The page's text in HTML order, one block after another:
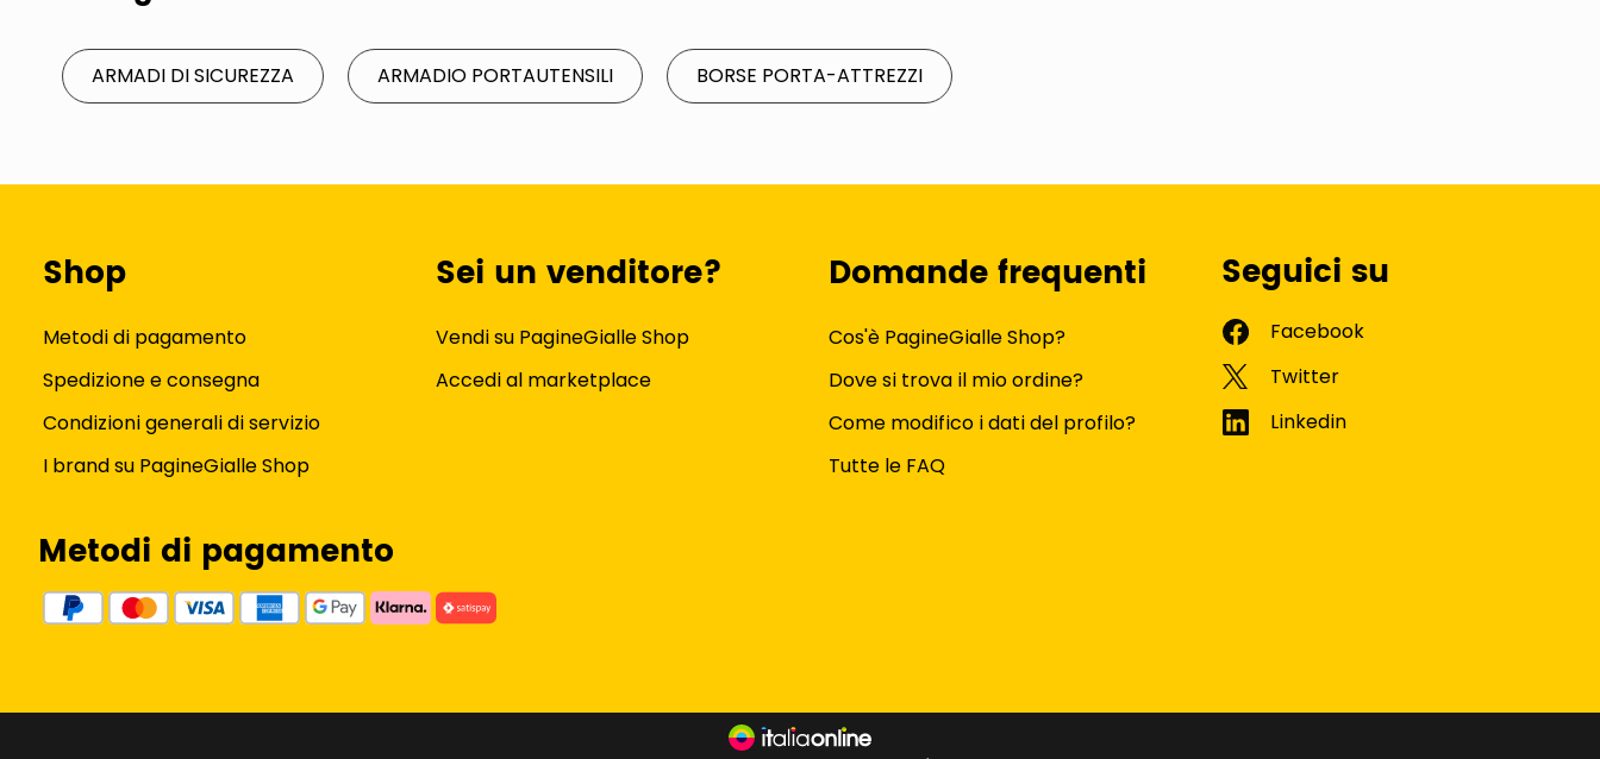
ARMADI DI SICUREZZA ARMADIO PORTAUTENSILI BORSE PORTA-ATTREZZI
Shop
Metodi di pagamento
Spedizione e consegna
Condizioni generali di servizio
I brand su PagineGialle Shop
Sei un venditore?
Vendi su PagineGialle Shop
Accedi al marketplace
Domande frequenti
Cos'è PagineGialle Shop?
Dove si trova il mio ordine?
Come modifico i dati del profilo?
Tutte le FAQ
Seguici su
Metodi di pagamento